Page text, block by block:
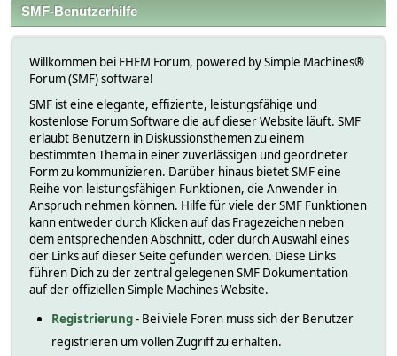
SMF-Benutzerhilfe
Willkommen bei FHEM Forum, powered by Simple Machines®
Forum (SMF) software!
SMF ist eine elegante, effiziente, leistungsfähige und
kostenlose Forum Software die auf dieser Website läuft. SMF
erlaubt Benutzern in Diskussionsthemen zu einem
bestimmten Thema in einer zuverlässigen und geordneter
Form zu kommunizieren. Darüber hinaus bietet SMF eine
Reihe von leistungsfähigen Funktionen, die Anwender in
Anspruch nehmen können. Hilfe für viele der SMF Funktionen
kann entweder durch Klicken auf das Fragezeichen neben
dem entsprechenden Abschnitt, oder durch Auswahl eines
der Links auf dieser Seite gefunden werden. Diese Links
führen Dich zu der zentral gelegenen SMF Dokumentation
auf der offiziellen Simple Machines Website.
Registrierung- Bei viele Foren muss sich der Benutzer
registrieren um vollen Zugriff zu erhalten.